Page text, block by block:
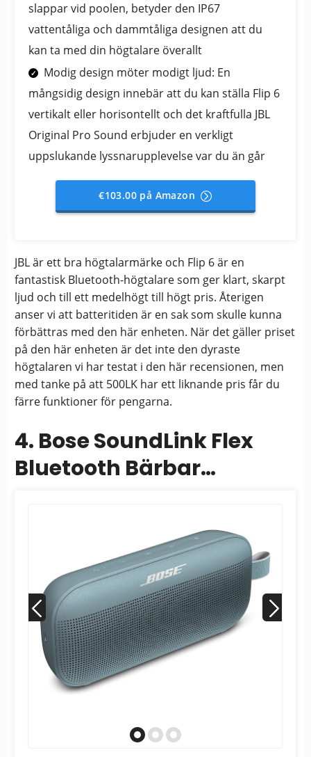
slappar vid poolen, betyder den IP67
vattentåliga och dammtåliga designen att du
kan ta med din högtalare överallt
Modig design möter modigt ljud: En
mångsidig design innebär att du kan ställa Flip 6
vertikalt eller horisontellt och det kraftfulla JBL
Original Pro Sound erbjuder en verkligt
uppslukande lyssnarupplevelse var du än går
€103.00 på Amazon
JBL är ett bra högtalarmärke och Flip 6 är en
fantastisk Bluetooth-högtalare som ger klart, skarpt
ljud och till ett medelhögt till högt pris. Återigen
anser vi att batteritiden är en sak som skulle kunna
förbättras med den här enheten. När det gäller priset
på den här enheten är det inte den dyraste
högtalaren vi har testat i den här recensionen, men
med tanke på att 500LK har ett liknande pris får du
färre funktioner för pengarna.
4. Bose SoundLink Flex
Bluetooth Bärbar
Vattentålig Högtalare